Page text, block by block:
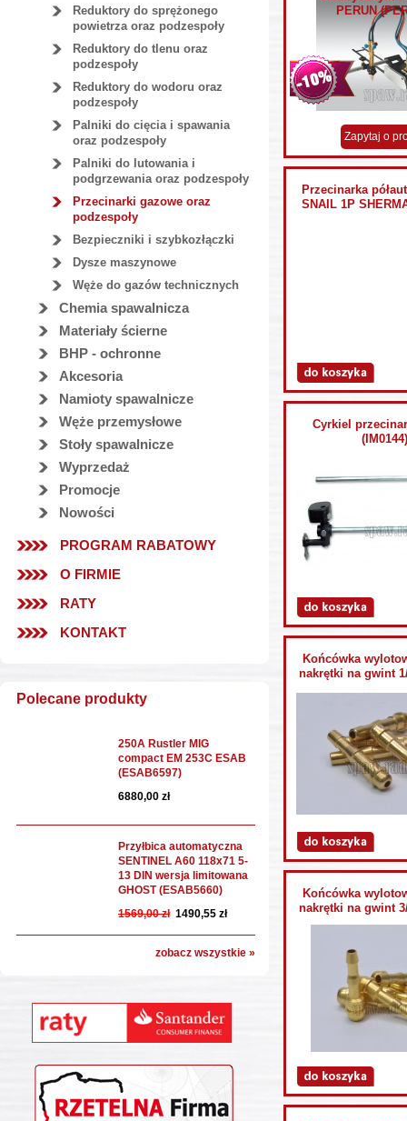
Reduktory do sprężonego
powietrza oraz podzespoły
Reduktory do tlenu oraz
podzespoły
Reduktory do wodoru oraz
podzespoły
Palniki do cięcia i spawania
oraz podzespoły
Palniki do lutowania i
podgrzewania oraz podzespoły
Przecinarki gazowe oraz
podzespoły
Bezpieczniki i szybkozłączki
Dysze maszynowe
Węże do gazów technicznych
Chemia spawalnicza
Materiały ścierne
BHP - ochronne
Akcesoria
Namioty spawalnicze
Węże przemysłowe
Stoły spawalnicze
Wyprzedaż
Promocje
Nowości
PROGRAM RABATOWY
O FIRMIE
RATY
KONTAKT
Polecane produkty
250A Rustler MIG
compact EM 253C ESAB
(ESAB6597)
6880,00 zł
Przyłbica automatyczna
SENTINEL A60 118x71 5-
13 DIN wersja limitowana
GHOST (ESAB5660)
1569,00 zł 1490,55 zł
zobacz wszystkie »
PERUN
Zapytaj o
Przecinarka
SNAIL 1P
Cyrkiel
(IM0144)
Końcówka
nakrętki na gwint
Końcówka
nakrętki na gwint